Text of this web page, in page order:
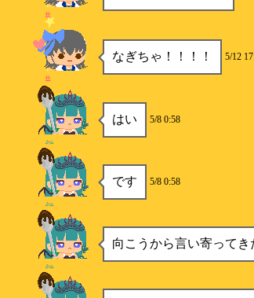
柿
なぎちゃ！！！！ 5/12
柿
はい 5/8 0:58
Aya
です 5/8 0:58
Aya
向こうから言い寄ってき
Aya